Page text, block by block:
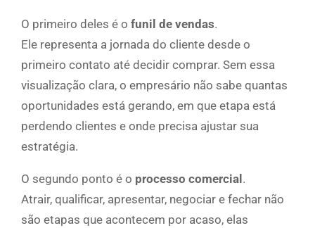
O primeiro deles é o funil de vendas.
Ele representa a jornada do cliente desde o
primeiro contato até decidir comprar. Sem essa
visualização clara, o empresário não sabe quantas
oportunidades está gerando, em que etapa está
perdendo clientes e onde precisa ajustar sua
estratégia.
O segundo ponto é o processo comercial .
Atrair, qualificar, apresentar, negociar e fechar não
são etapas que acontecem por acaso, elas